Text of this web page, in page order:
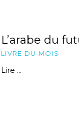
L’arabe du
LIVRE DU MOIS
Lire ...